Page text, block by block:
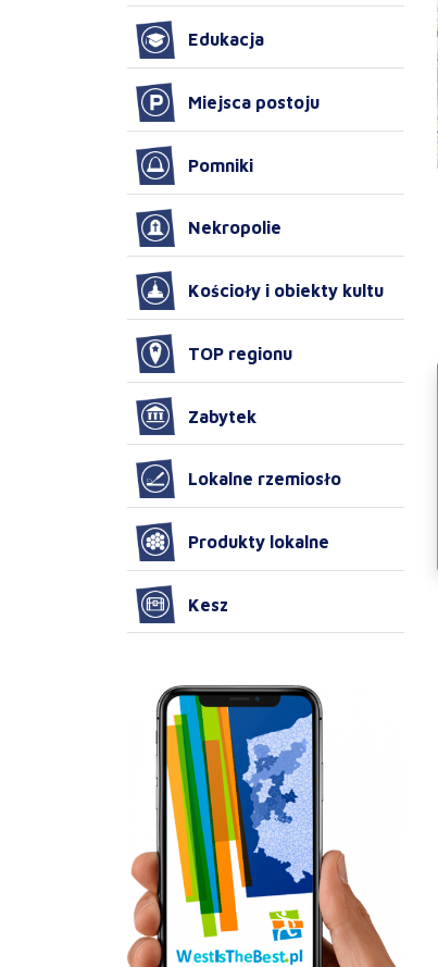
Edukacja
Miejsca postoju
Pomniki
Nekropolie
Kościoły i obiekty kultu
TOP regionu
Zabytek
Lokalne rzemiosło
Produkty lokalne
Kesz